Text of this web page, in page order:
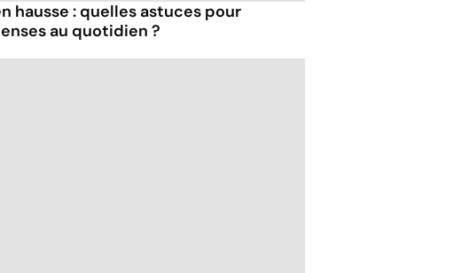
hausse : quelles astuces pour
au quotidien ?